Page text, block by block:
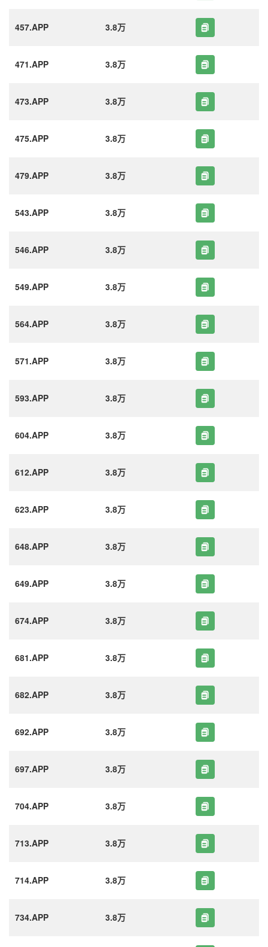
457.APP 3.8万
471.APP 3.8万
473.APP 3.8万
475.APP 3.8万
479.APP 3.8万
543.APP 3.8万
546.APP 3.8万
549.APP 3.8万
564.APP 3.8万
571.APP 3.8万
593.APP 3.8万
604.APP 3.8万
612.APP 3.8万
623.APP 3.8万
648.APP 3.8万
649.APP 3.8万
674.APP 3.8万
681.APP 3.8万
682.APP 3.8万
692.APP 3.8万
697.APP 3.8万
704.APP 3.8万
713.APP 3.8万
714.APP 3.8万
734.APP 3.8万